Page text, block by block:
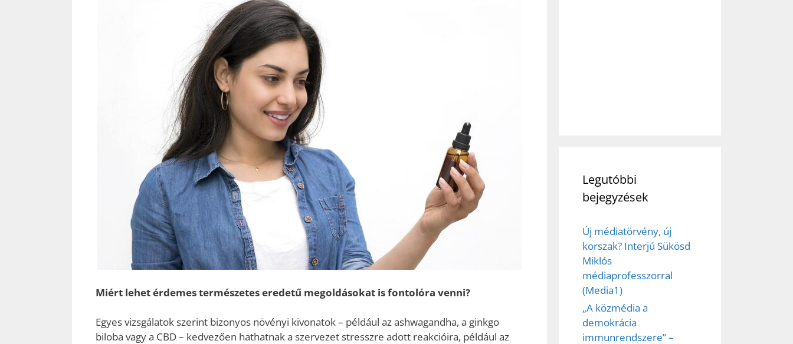
Miért lehet érdemes természetes eredetű megoldásokat is fontolóra venni?
Egyes vizsgálatok szerint bizonyos növényi kivonatok – például az ashwagandha, a ginkgo
biloba vagy a CBD – kedvezően hathatnak a szervezet stresszre adott reakcióira, például az
Legutóbbi
bejegyzések
Új médiatörvény, új
korszak? Interjú Sükösd
Miklós
médiaprofesszorral
(Media1)
„A közmédia a
demokrácia
immunrendszere” –